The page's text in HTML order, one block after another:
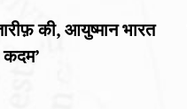
की, आयुष्मान भारत
कदम’